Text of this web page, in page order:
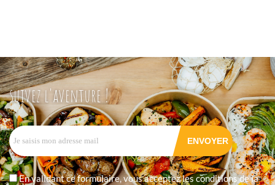
suivez l'aventure !
En validant ce formulaire, vous acceptez les conditions de la